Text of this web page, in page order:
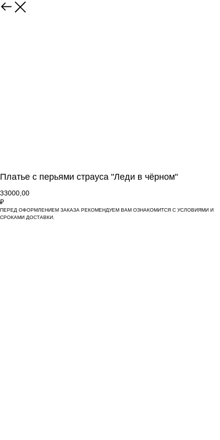
Платье с перьями страуса "Леди в чёрном"
33000,00
₽
ПЕРЕД ОФОРМЛЕНИЕМ ЗАКАЗА РЕКОМЕНДУЕМ ВАМ ОЗНАКОМИТСЯ С УСЛОВИЯМИ И
СРОКАМИ ДОСТАВКИ.